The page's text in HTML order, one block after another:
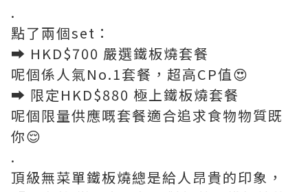
.
點了兩個set：
➡️ HKD$700 嚴選鐵板燒套餐
呢個係人氣No.1套餐，超高CP值😍
➡️ 限定HKD$880 極上鐵板燒套餐
呢個限量供應嘅套餐適合追求食物物質既
你😌
.
頂級無菜單鐵板燒總是給人昂貴的印象，